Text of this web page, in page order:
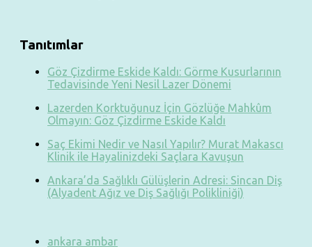
Tanıtımlar
Göz Çizdirme Eskide Kaldı: Görme Kusurlarının
Tedavisinde Yeni Nesil Lazer Dönemi
Lazerden Korktuğunuz İçin Gözlüğe Mahkûm
Olmayın: Göz Çizdirme Eskide Kaldı
Saç Ekimi Nedir ve Nasıl Yapılır? Murat Makascı
Klinik ile Hayalinizdeki Saçlara Kavuşun
Ankara’da Sağlıklı Gülüşlerin Adresi: Sincan Diş
(Alyadent Ağız ve Diş Sağlığı Polikliniği)
ankara ambar